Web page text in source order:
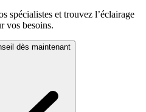
spécialistes et trouvez l’éclairage
vos besoins.
dès maintenant